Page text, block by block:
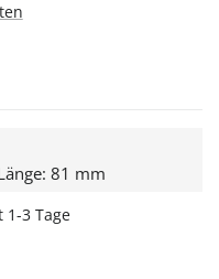
81 mm
1-3 Tage